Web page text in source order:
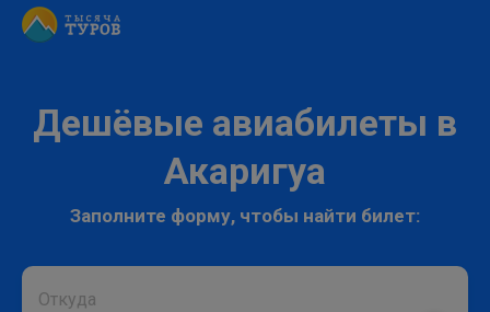
Дешёвые авиабилеты в
Акаригуа
Заполните форму, чтобы найти билет: